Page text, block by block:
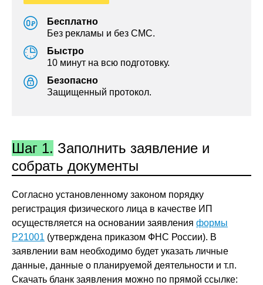
Бесплатно
Без рекламы и без СМС.
Быстро
10 минут на всю подготовку.
Безопасно
Защищенный протокол.
Шаг 1. Заполнить заявление и
собрать документы
Согласно установленному законом порядку
регистрация физического лица в качестве ИП
осуществляется на основании заявления формы
Р21001 (утверждена приказом ФНС России). В
заявлении вам необходимо будет указать личные
данные, данные о планируемой деятельности и т.п.
Скачать бланк заявления можно по прямой ссылке: